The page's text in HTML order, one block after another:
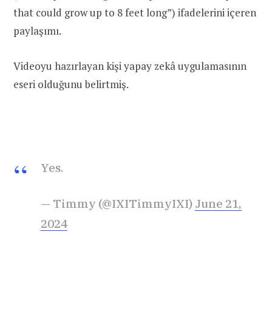
that could grow up to 8 feet long”) ifadelerini içeren
paylaşımı.
Videoyu hazırlayan kişi yapay zekâ uygulamasının
eseri olduğunu belirtmiş.
Yes.
— Timmy (@IXITimmyIXI) June 21,
2024